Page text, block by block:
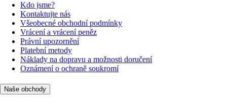
Kdo jsme?
Kontaktujte nás
Všeobecné obchodní podmínky
Vrácení a vrácení peněz
Právní upozornění
Platební metody
Náklady na dopravu a možnosti doručení
Oznámení o ochraně soukromí
Naše obchody